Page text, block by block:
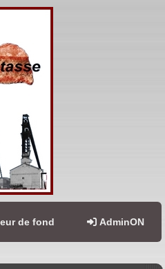
de fond AdminON